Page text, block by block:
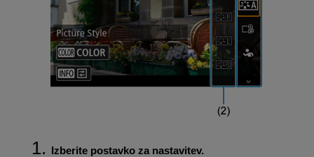
Izberite postavko za nastavitev.